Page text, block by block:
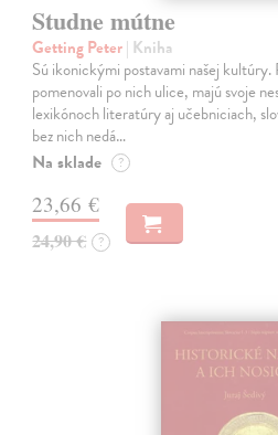
Studne mútne
Getting Peter| Kniha
Sú ikonickými postavami našej kultúry.
pomenovali po nich ulice, majú svoje
lexikónoch literatúry aj učebniciach,
bez nich nedá…
Na sklade ?
23,66 €
24,90 € ?